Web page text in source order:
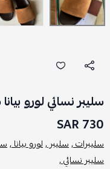
سليبر نسائي لورو
730 SAR
سليبرات ,سليبر ,لورو بيانا ,
سليبر نسائي ,